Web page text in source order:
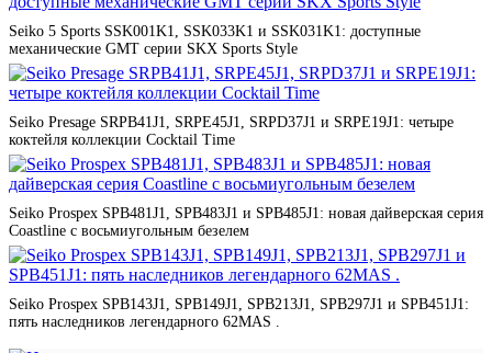
Seiko 5 Sports SSK001K1, SSK033K1 и SSK031K1: доступные
механические GMT серии SKX Sports Style
Seiko Presage SRPB41J1, SRPE45J1, SRPD37J1 и SRPE19J1: четыре
коктейля коллекции Cocktail Time
Seiko Prospex SPB481J1, SPB483J1 и SPB485J1: новая дайверская серия
Coastline с восьмиугольным безелем
Seiko Prospex SPB143J1, SPB149J1, SPB213J1, SPB297J1 и SPB451J1:
пять наследников легендарного 62MAS .